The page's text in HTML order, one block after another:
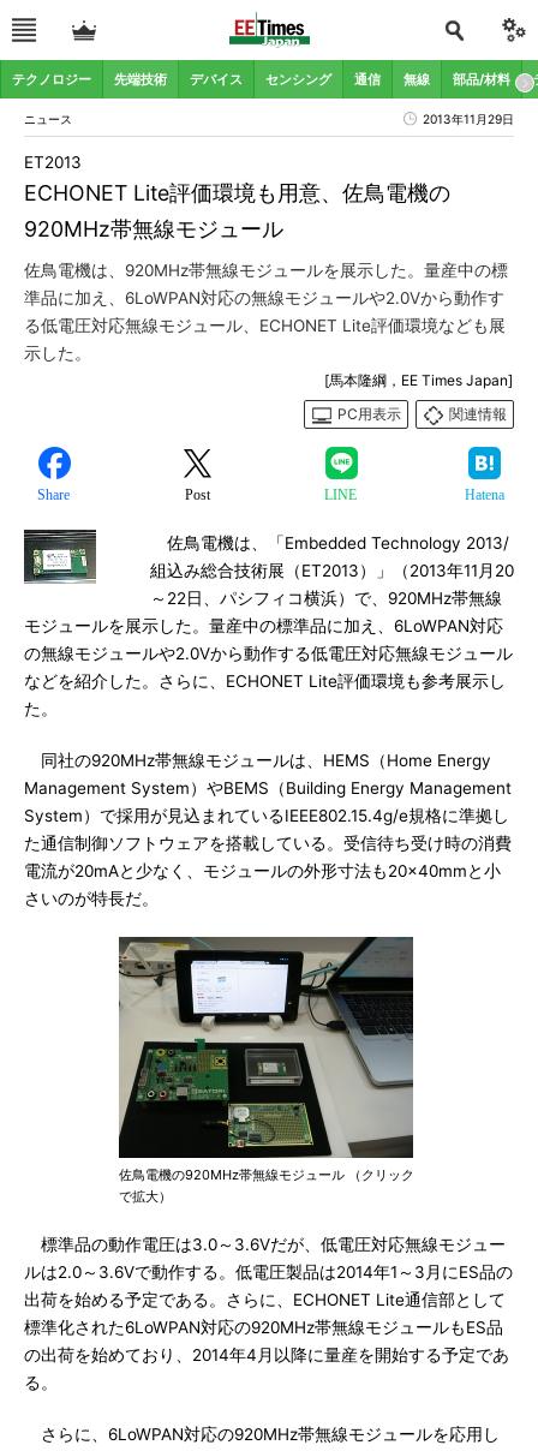
テクノロジー 先端技術 デバイス センシング 通信 無線 部品/材料
ニュース 2013年11月29日
ECHONET Lite評価環境も用意、佐鳥電機の
920MHz帯無線モジュール
ET2013
佐鳥電機は、920MHz帯無線モジュールを展示した。量産中の標
準品に加え、6LoWPAN対応の無線モジュールや2.0Vから動作す
る低電圧対応無線モジュール、ECHONET Lite評価環境なども展
示した。
[馬本隆綱，EE Times Japan]
PC用表示
関連情報
Share Post LINE Hatena
佐鳥電機は、「Embedded Technology 2013/
組込み総合技術展（ET2013）」（2013年11月20
～22日、パシフィコ横浜）で、920MHz帯無線
モジュールを展示した。量産中の標準品に加え、6LoWPAN対応
の無線モジュールや2.0Vから動作する低電圧対応無線モジュール
などを紹介した。さらに、ECHONET Lite評価環境も参考展示し
た。
同社の920MHz帯無線モジュールは、HEMS（Home Energy
Management System）やBEMS（Building Energy Management
System）で採用が見込まれているIEEE802.15.4g/e規格に準拠し
た通信制御ソフトウェアを搭載している。受信待ち受け時の消費
電流が20mAと少なく、モジュールの外形寸法も20×40mmと小
さいのが特長だ。
佐鳥電機の920MHz帯無線モジュール （クリック
で拡大）
標準品の動作電圧は3.0～3.6Vだが、低電圧対応無線モジュー
ルは2.0～3.6Vで動作する。低電圧製品は2014年1～3月にES品の
出荷を始める予定である。さらに、ECHONET Lite通信部として
標準化された6LoWPAN対応の920MHz帯無線モジュールもES品
の出荷を始めており、2014年4月以降に量産を開始する予定であ
る。
さらに、6LoWPAN対応の920MHz帯無線モジュールを応用し